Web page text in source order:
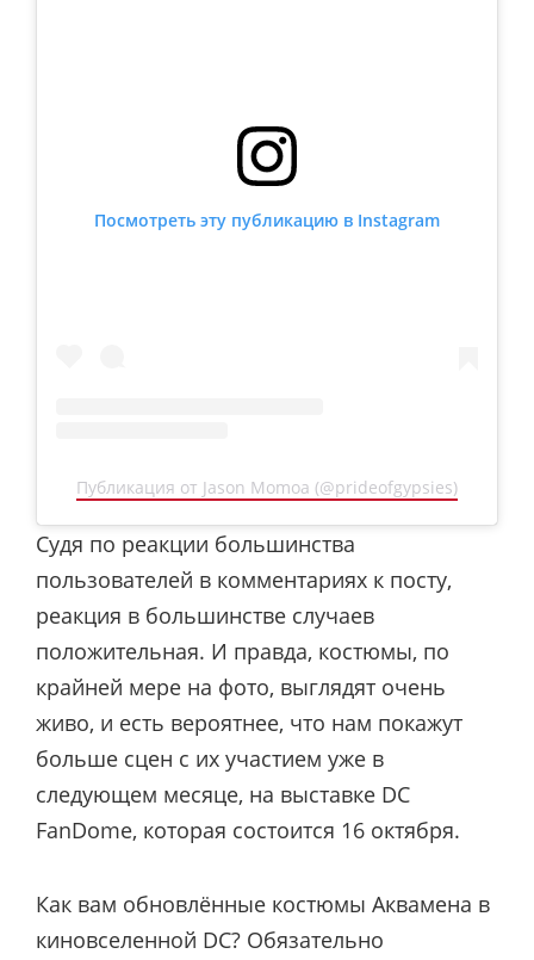
Посмотреть эту публикацию в Instagram
Публикация от Jason Momoa (@prideofgypsies)
Судя по реакции большинства
пользователей в комментариях к посту,
реакция в большинстве случаев
положительная. И правда, костюмы, по
крайней мере на фото, выглядят очень
живо, и есть вероятнее, что нам покажут
больше сцен с их участием уже в
следующем месяце, на выставке DC
FanDome, которая состоится 16 октября.
Как вам обновлённые костюмы Аквамена в
киновселенной DC? Обязательно